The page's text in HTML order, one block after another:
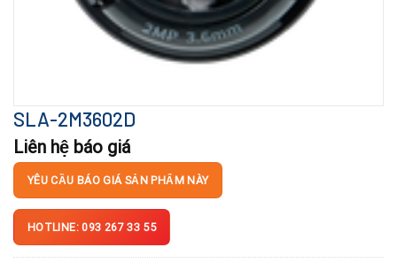
SLA-2M3602D
Liên hệ báo giá
YÊU CẦU BÁO GIÁ SẢN PHẨM NÀY
HOTLINE: 093 267 33 55